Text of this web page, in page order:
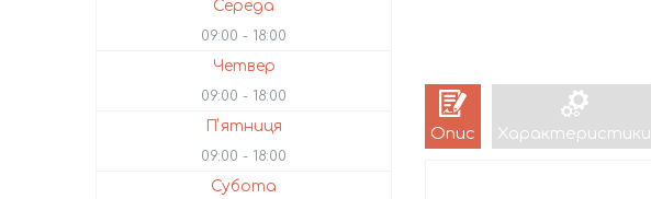
Опис Характеристики
Середа
09:00 18:00
Четвер
09:00 18:00
Пʼятниця
09:00 18:00
Субота